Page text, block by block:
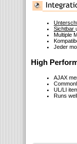
Sichtbar
Multiple
Jeder
High
AJAX
UL/LI
Runs